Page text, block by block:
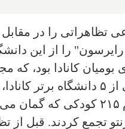
تظاهراتی را در مقابل
را از این
کانادا بود، که
طبق گزارشات، اوایل روز یکشنبه صدها نفر به
تجمع کردند. قبل از